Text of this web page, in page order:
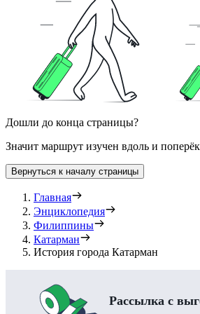
Дошли до конца страницы?
Значит маршрут изучен вдоль и поперёк
Вернуться к началу страницы
Главная
Энциклопедия
Филиппины
Катарман
История города Катарман
Рассылка с